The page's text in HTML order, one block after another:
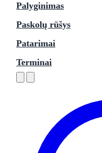
Palyginimas
Paskolų rūšys
Patarimai
Terminai